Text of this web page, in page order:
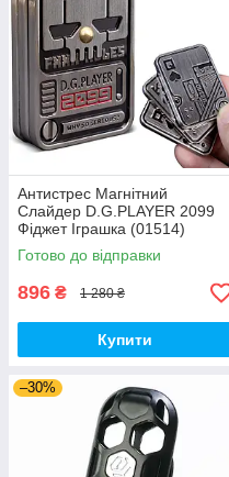
Антистрес Магнітний
Слайдер D.G.PLAYER 2099
Фіджет Іграшка (01514)
Готово до відправки
896 ₴ 1 280 ₴
Купити
–30%